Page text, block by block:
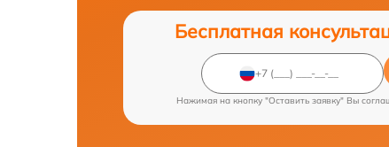
Бесплатная
Нажимая на кнопку "Оставить заявку" Вы